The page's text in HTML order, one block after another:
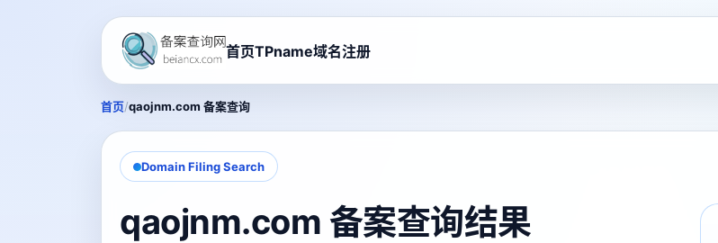
首页TPname域名注册
首页/qaojnm.com 备案查询
Domain Filing Search
qaojnm.com 备案查询结果